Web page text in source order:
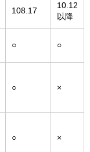
108.17
10.12
以降
○ ○
○ ×
○ ×